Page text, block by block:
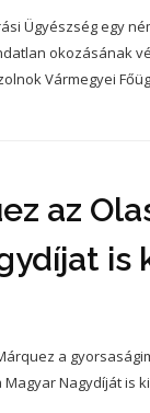
Ügyészség egy
okozásának
Vármegyei
az
is
a
Nagydíját is